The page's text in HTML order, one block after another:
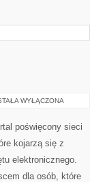
WYŁĄCZONA
poświęcony sieci
kojarzą się z
elektronicznego.
dla osób, które